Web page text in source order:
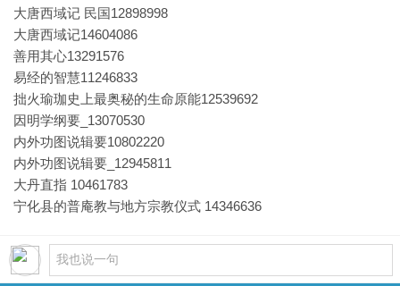
大唐西域记 民国12898998
大唐西域记14604086
善用其心13291576
易经的智慧11246833
拙火瑜珈史上最奥秘的生命原能12539692
因明学纲要_13070530
内外功图说辑要10802220
内外功图说辑要_12945811
大丹直指 10461783
宁化县的普庵教与地方宗教仪式 14346636